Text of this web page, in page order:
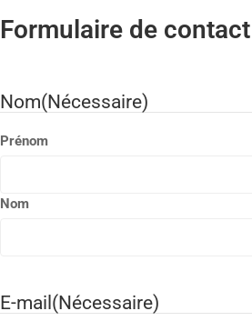
Formulaire de
Nom(Nécessaire)
Prénom
Nom
E-mail (Nécessaire)